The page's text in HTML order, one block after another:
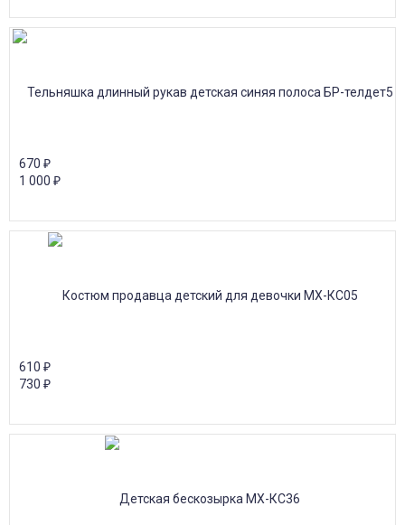
670 ₽
1 000 ₽
610 ₽
730 ₽